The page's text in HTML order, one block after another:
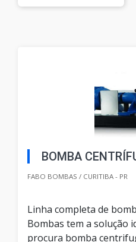
BOMBA
FABO BOMBAS / CURITIBA - PR
Linha completa de
Bombas tem a solução
procura bomba